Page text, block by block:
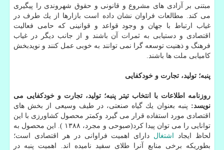
مبتنی بر آزادی های مشروع و قانونی و حقوق شهروندی را پیگیری
می كند. مطالعات فراوان نشان داده است بازارها از یك طرف در
غیاب ارتباط با جهان و وجود قواعد و قوانینی كه حامی فعالیت
اقتصادی و دستیابی به ثمرات آن باشند و از جانب دیگر در غیاب
فرهنگ و ذهنیت توسعه گرا نمی توانند به خوبی عمل كنند و نویدبخش
كامیابی ملت ها باشند.
پنبه؛ تولید، تجارت و خودكفایی
روزنامه اطلاعات با انتخاب تیتر پنبه؛ تولید، تجارت و خودكفایی می
نویسد: پنبه بعنوان یك گیاه صنعتی، در طیف وسیعی از بخش های
اقتصادی مورد استفاده قرار می گیرد وكمتر محصول كشاورزی با این
توانایی را می توان پیدا كرد(صبوحی و مجرد، ۱۳۸۸ ). این محصول به
لحاظ ایجاد
اشتغال دارای اهمیت فراوانی در هر اقتصادی است؛
بطوریكه برخی منابع آنرا طلای سفید نامیده اند. اهمیت پنبه در